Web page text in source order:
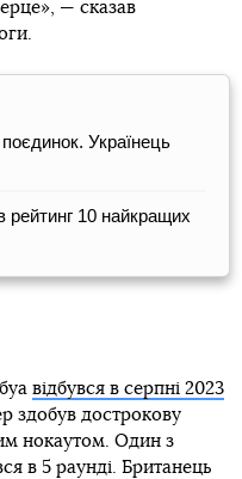
— сказав
Українець
10 найкращих
відбувся в серпні 2023
здобув дострокову
нокаутом. Один з
в 5 раунді. Британець